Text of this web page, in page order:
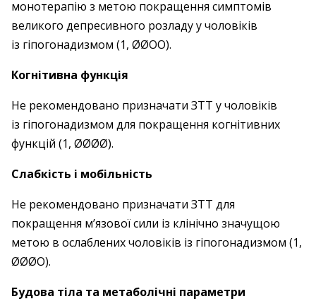
монотерапію з метою покращення симптомів
великого депресивного розладу у чоловіків
із гіпогонадизмом (1, ØØOO).
Когнітивна функція
Не рекомендовано призначати ЗТТ у чоловіків
із гіпогонадизмом для покращення когнітивних
функцій (1, ØØØØ).
Слабкість і мобільність
Не рекомендовано призначати ЗТТ для
покращення м’язової сили із клінічно значущою
метою в ослаблених чоловіків із гіпогонадизмом (1,
ØØØO).
Будова тіла та метаболічні параметри